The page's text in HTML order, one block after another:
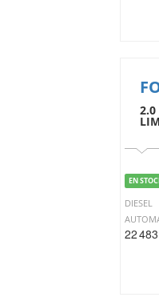
2.0
EN
DIESEL
22